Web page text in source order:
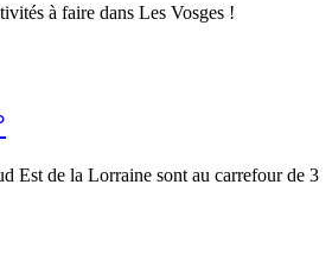
à faire dans Les Vosges !
Est de la Lorraine sont au carrefour de 3